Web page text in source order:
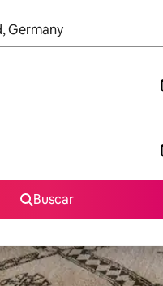
estén disponibles,
Buscar